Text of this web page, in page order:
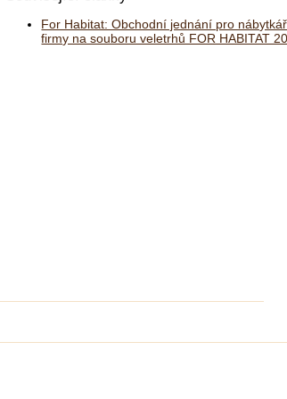
For Habitat: Obchodní jednání pro
firmy na souboru veletrhů FOR HABITAT